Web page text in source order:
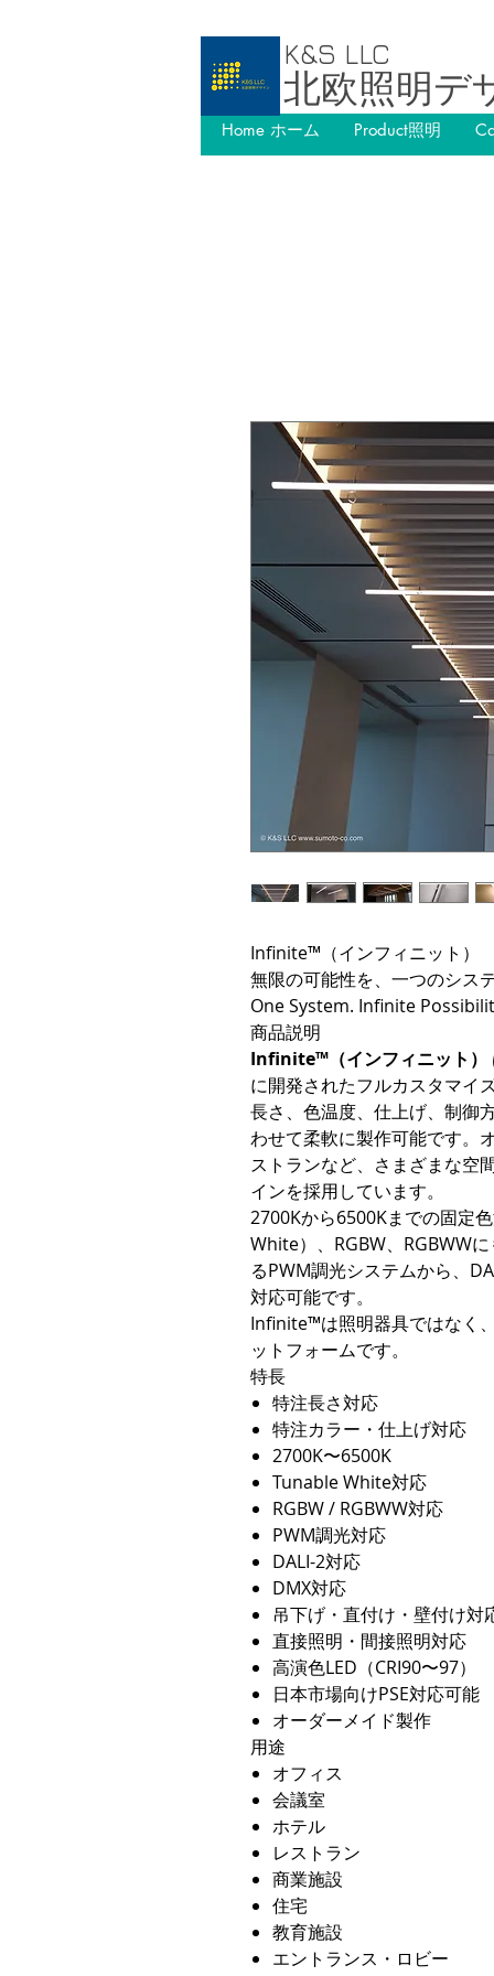
Home ホーム Product照明
K&S LLC
北欧照明デ
Infinite™（インフィニット）
無限の可能性を、一つのシス
One System. Infinite
商品説明
Infinite™（インフィニット）
に開発されたフルカスタマイ
長さ、色温度、仕上げ、制御
わせて柔軟に製作可能です。
ストランなど、さまざまな空
インを採用しています。
2700Kから6500Kまでの固定
White）、RGBW、RGBWW
るPWM調光システムから、
対応可能です。
Infinite™は照明器具ではなく
ットフォームです。
特長
特注長さ対応
特注カラー・仕上げ対応
2700K〜6500K
Tunable White対応
RGBW / RGBWW対応
PWM調光対応
DALI-2対応
DMX対応
吊下げ・直付け・壁付け対
直接照明・間接照明対応
高演色LED（CRI90〜97）
日本市場向けPSE対応可能
オーダーメイド製作
用途
オフィス
会議室
ホテル
レストラン
商業施設
住宅
教育施設
エントランス・ロビー